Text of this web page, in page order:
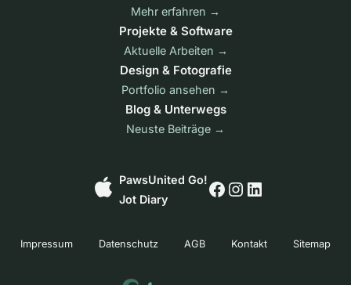
Mehr erfahren →
Projekte & Software
Aktuelle Arbeiten →
Design & Fotografie
Portfolio ansehen →
Blog & Unterwegs
Neuste Beiträge →
PawsUnited Go!
Jot Diary
Impressum Datenschutz AGB Kontakt Sitemap